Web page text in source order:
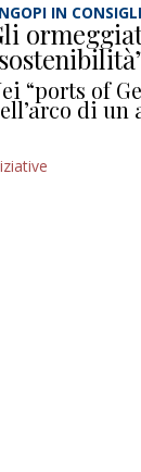
IN
“ports of
di un